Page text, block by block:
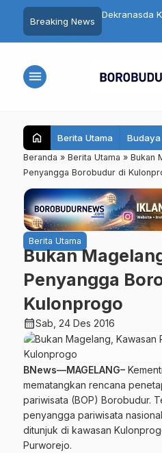
Breaking News
Dekranasda
di Kota
menu
home Berita Utama Budaya
Beranda » Berita Utama » Bukan
Penyangga Borobudur di
Berita Utama
Bukan
Penyangga
Kulonprogo
calendar_monthSab, 24 Des 2016
BNews—MAGELANG–
mematangkan rencana
pariwisata (BOP) Borobudur.
penyangga pariwisata
ditunjuk di kawasan
Purworejo.